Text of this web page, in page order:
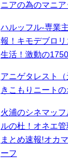
ニアの為のマニア
ハルッフル-専業
報！キモデブロ
生活！激動の
アニゲタレスト
きこもりニート
火浦のシネマッ
ルの杜！オネエ
まとめ速報!オカ
ーフ